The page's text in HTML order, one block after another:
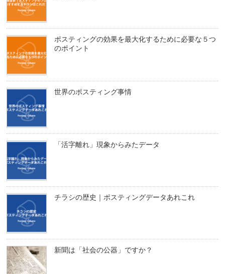
ポスティングの効果を最大化するために必要な５つ
のポイント
世界のポスティング事情
「活字離れ」現象からみたデータ
チラシの歴史｜ポスティングデータあれこれ
新聞は「社会の公器」ですか？